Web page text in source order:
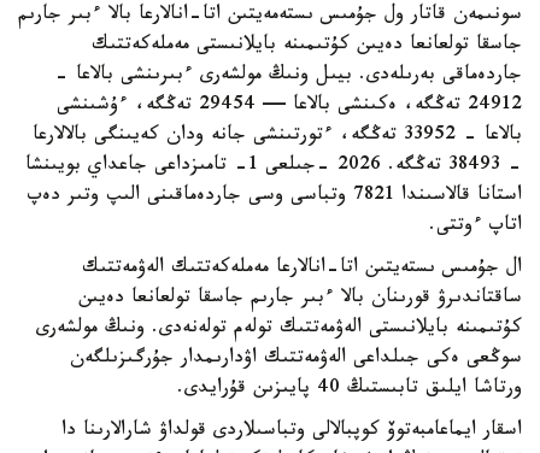
سونىمەن قاتار ول جۇمىس ىستەمەيتىن اتا-انالارعا بالا ءبىر جارىم
جاسقا تولعانعا دەيىن كۇتىمىنە بايلانىستى مەملەكەتتىك
جاردەماقى بەرىلەدى. بيىل ونىڭ مولشەرى ءبىرىنشى بالاعا -
24912 تەڭگە، ەكىنشى بالاعا — 29454 تەڭگە، ءۇشىنشى
بالاعا - 33952 تەڭگە، ءتورتىنشى جانە ودان كەيىنگى بالالارعا
- 38493 تەڭگە. 2026 -جىلعى 1- تامىزداعى جاعداي بويىنشا
استانا قالاسىندا 7821 وتباسى وسى جاردەماقىنى الىپ وتىر دەپ
اتاپ ءوتتى.
ال جۇمىس ىستەيتىن اتا-انالارعا مەملەكەتتىك الەۋمەتتىك
ساقتاندىرۋ قورىنان بالا ءبىر جارىم جاسقا تولعانعا دەيىن
كۇتىمىنە بايلانىستى الەۋمەتتىك تولەم تولەنەدى. ونىڭ مولشەرى
سوڭعى ەكى جىلداعى الەۋمەتتىك اۋدارىمدار جۇرگىزىلگەن
ورتاشا ايلىق تابىستىڭ 40 پايىزىن قۇرايدى.
اسقار ايماعامبەتوۆ كوپبالالى وتباسىلاردى قولداۋ شارالارىنا دا